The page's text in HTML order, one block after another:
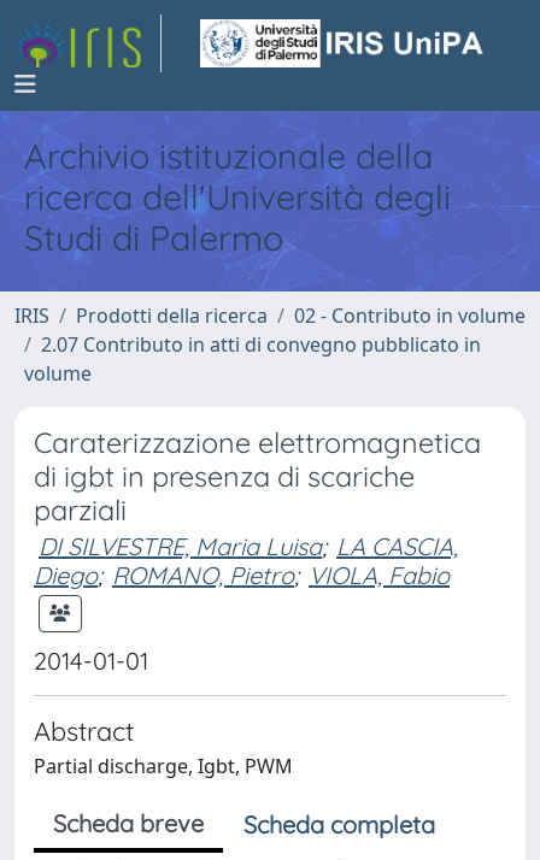
Archivio istituzionale della
ricerca dell'Università degli
Studi di Palermo
IRIS Prodotti della ricerca
02 - Contributo in volume
2.07 Contributo in atti di convegno pubblicato in
volume
Caraterizzazione elettromagnetica
di igbt in presenza di scariche
parziali
DI SILVESTRE, Maria Luisa; LA CASCIA,
Diego; ROMANO, Pietro; VIOLA, Fabio
2014-01-01
Abstract
Partial discharge, Igbt, PWM
Scheda breve
Scheda completa